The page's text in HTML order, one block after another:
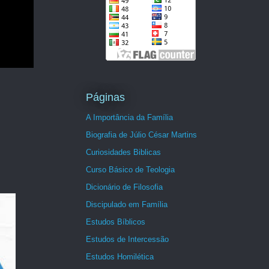
Páginas
A Importância da Família
Biografia de Júlio César Martins
Curiosidades Biblicas
Curso Básico de Teologia
Dicionário de Filosofia
Discipulado em Família
Estudos Bíblicos
Estudos de Intercessão
Estudos Homilética